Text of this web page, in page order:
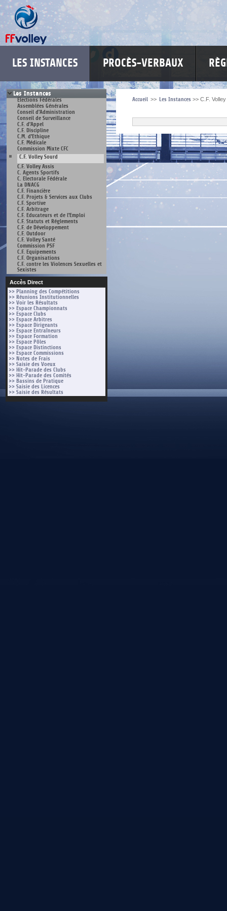
LES INSTANCES PROCÈS-VERBAUX
Les Instances
Elections Fédérales
Assemblées Générales
Conseil d'Administration
Conseil de Surveillance
C.F. d'Appel
C.F. Discipline
C.M. d'Ethique
C.F. Médicale
Commission Mixte CFC
C.F. Volley Sourd
C.F. Volley Assis
C. Agents Sportifs
C. Electorale Fédérale
La DNACG
C.F. Financière
C.F. Projets & Services aux Clubs
C.F. Sportive
C.F. Arbitrage
C.F. Educateurs et de l'Emploi
C.F. Statuts et Réglements
C.F. de Développement
C.F. Outdoor
C.F. Volley Santé
Commission PSF
C.F. Equipements
C.F. Organisations
C.F. contre les Violences Sexuelles et
Sexistes
Accès Direct
>> Planning des Compétitions
>> Réunions Institutionnelles
>> Voir les Résultats
>> Espace Championnats
>> Espace Clubs
>> Espace Arbitres
>> Espace Dirigeants
>> Espace Entraîneurs
>> Espace Formation
>> Espace Pôles
>> Espace Distinctions
>> Espace Commissions
>> Notes de Frais
>> Saisie des Voeux
>> Hit-Parade des Clubs
>> Hit-Parade des Comités
>> Bassins de Pratique
>> Saisie des Licences
>> Saisie des Résultats
Accueil >> Les Instances >> C.F.